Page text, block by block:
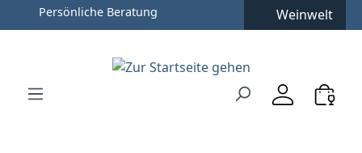
Zum Hauptinhalt springen
Zur Hauptnavigation springen
Persönliche Beratung Weinwelt